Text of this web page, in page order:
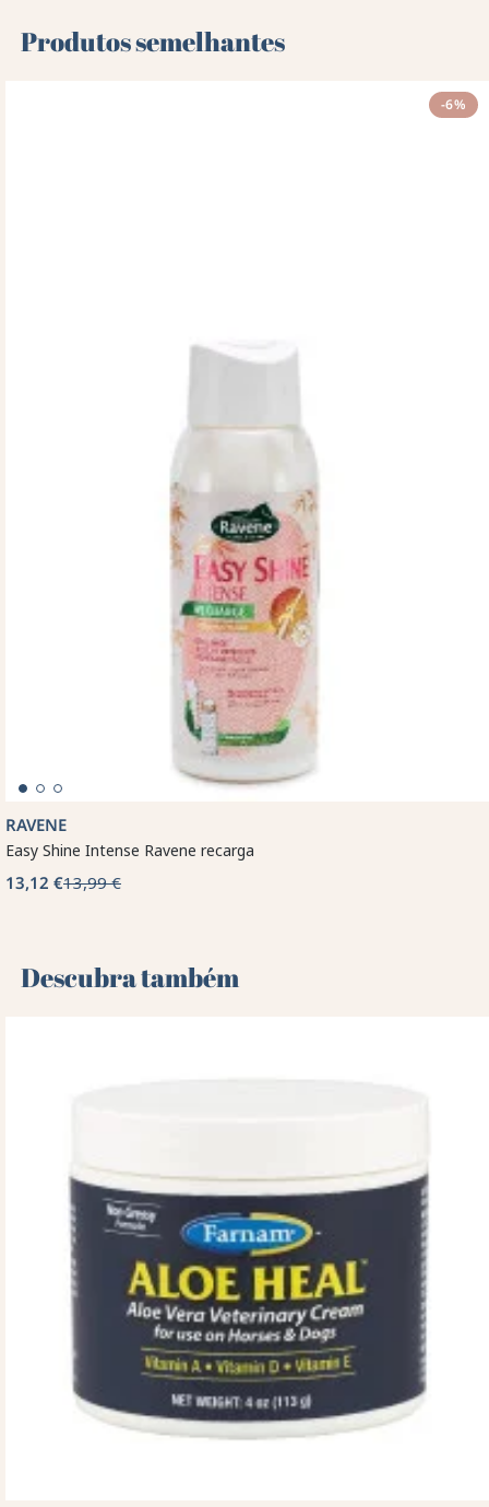
Produtos semelhantes
-6%
RAVENE
Easy Shine Intense Ravene recarga
13,12 €13,99 €
Descubra também 🌻